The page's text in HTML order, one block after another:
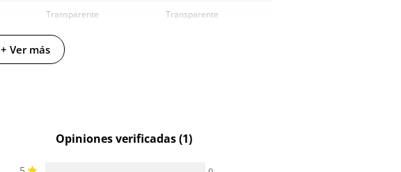
Transparente Transparente
Latex
+ Ver más
Opiniones verificadas (1)